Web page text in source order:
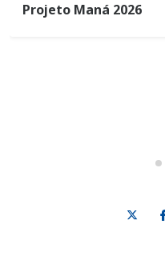
Projeto Maná 2026